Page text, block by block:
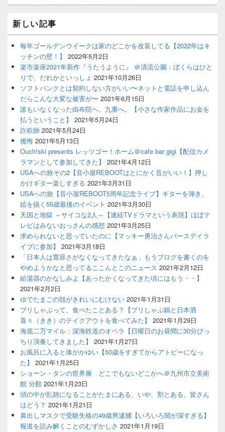
新しい記事
毎年ゴールデンウイークは家のどこかを改装してる【2022年はキ
ッチンの壁！】
2022年5月2日
楽市楽座2021年新作『うたうように』 ＠清流公園：ぼくらはひと
りで、だれかといっしょ 2021年10月26日
ソフトバンクとは契約しない方がいい〜ネットと電話を申し込ん
だらこんな大変な被害が〜 2021年6月15日
誰もいなくなった由布院へ、九重へ。【小さな作家作品にお金を
払うということ】
2021年5月24日
詐欺師 2021年5月24日
後悔 2021年5月13日
Ouch!ski presents レッツゴー！ホーム＠cafe bar gigi【配信カメ
ラマンとして参加してきた】
2021年4月12日
USAへの旅その2【音小屋REBOOTはとにかく音がいい！】押し
かけギター楽しすぎる 2021年3月31日
USAへの旅【音小屋REBOOT5周年記念ライブ】ギターを弾き、
絵を描く55歳最後のイベント 2021年3月30日
天国と地獄 ～サイコな2人～【連続TVドラマという表現】ほぼテ
レビはみないおっさんの感想 2021年3月25日
求められないと思っていたのに【マッキー勇治さんバースデイラ
イブに参加】
2021年3月18日
「日本人は寛容さがなくなってきたなぁ」もうブログを書くのを
やめようかなと思ってるここんとこのニュース 2021年2月12日
給湯器のかなしみよ【あったかくなってきた頃にはもう・・】
2021年2月2日
ゆでたまごの殻がきれいにむけない 2021年1月31日
ブリしゃぶって、食べたことある？【ブリしゃぶ鍋と日本酒
喜々（きき）のテイクアウトを食べてみた】
2021年1月29日
海底二万マイル：深海鉄道のオペラ【日曜日のお昼間に30分びっ
ちり演奏してきました】
2021年1月27日
お風呂に入ると体がかゆい【50歳をすぎてからアトピーになっ
た】
2021年1月25日
ショーン・タンの世界展 どこでもないどこかへ＠九州市立美術
館 分館 2021年1月23日
頭の中が乱雑になることがたまにある、いや、割とある。皆さん
はどう？ 2021年1月21日
鼻出しマスクで受験失格の49歳男逮捕【いろいろ闇が深すぎる】
報道を読み解くことのむずかしさ 2021年1月19日